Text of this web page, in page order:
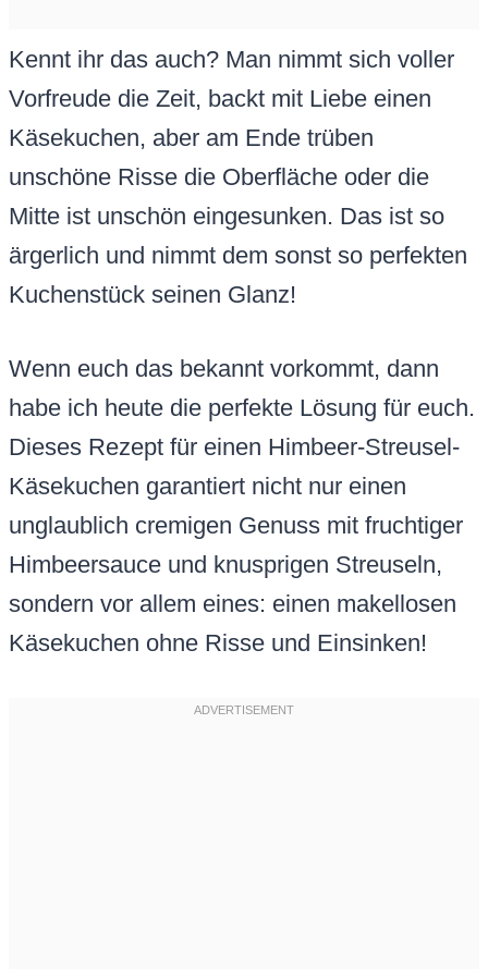
Kennt ihr das auch? Man nimmt sich voller
Vorfreude die Zeit, backt mit Liebe einen
Käsekuchen, aber am Ende trüben
unschöne Risse die Oberfläche oder die
Mitte ist unschön eingesunken. Das ist so
ärgerlich und nimmt dem sonst so perfekten
Kuchenstück seinen Glanz!
Wenn euch das bekannt vorkommt, dann
habe ich heute die perfekte Lösung für euch.
Dieses Rezept für einen Himbeer-Streusel-
Käsekuchen garantiert nicht nur einen
unglaublich cremigen Genuss mit fruchtiger
Himbeersauce und knusprigen Streuseln,
sondern vor allem eines: einen makellosen
Käsekuchen ohne Risse und Einsinken!